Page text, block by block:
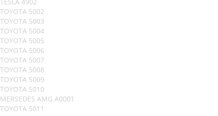
TOYOTA 5002
TOYOTA 5003
TOYOTA 5004
TOYOTA 5005
TOYOTA 5006
TOYOTA 5007
TOYOTA 5008
TOYOTA 5009
TOYOTA 5010
MERSEDES AMG A0001
TOYOTA 5011